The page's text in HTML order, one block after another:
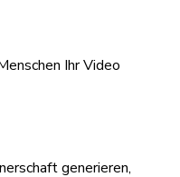
Ihr Video
generieren,